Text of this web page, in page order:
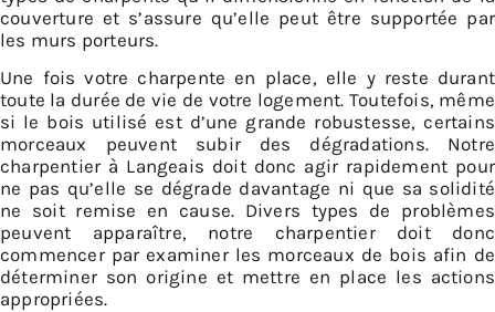
couverture et s’assure qu’elle peut être supportée par
les murs porteurs.
Une fois votre charpente en place, elle y reste durant
toute la durée de vie de votre logement. Toutefois, même
si le bois utilisé est d’une grande robustesse, certains
morceaux peuvent subir des dégradations. Notre
charpentier à Langeais doit donc agir rapidement pour
ne pas qu’elle se dégrade davantage ni que sa solidité
ne soit remise en cause. Divers types de problèmes
peuvent apparaître, notre charpentier doit donc
commencer par examiner les morceaux de bois afin de
déterminer son origine et mettre en place les actions
appropriées.